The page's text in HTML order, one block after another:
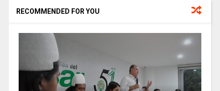
RECOMMENDED FOR YOU